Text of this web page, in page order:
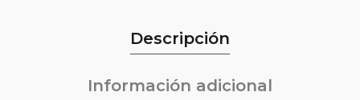
Descripción
Información adicional